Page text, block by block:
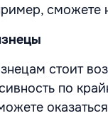
сможете
стоит
по